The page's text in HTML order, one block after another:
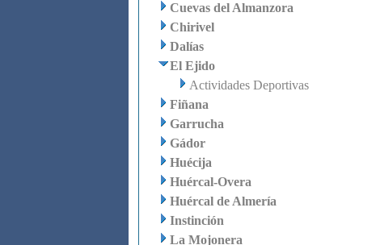
Cuevas del Almanzora
Chirivel
Dalías
El Ejido
Actividades Deportivas
Fiñana
Garrucha
Gádor
Huécija
Huércal-Overa
Huércal de Almería
Instinción
La Mojonera